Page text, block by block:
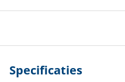
Specificaties